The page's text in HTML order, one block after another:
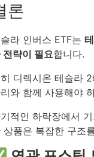
론
라 인버스 ETF는
전략이 필요합니다.
디렉시온 테슬라
와 함께 사용해야
적인 하락장에서
상품은 복잡한 구조